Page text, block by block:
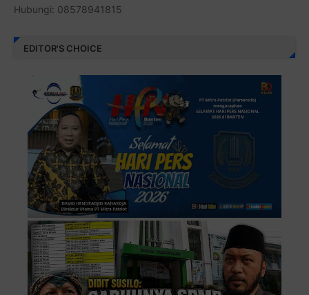
Hubungi: 08578941815
EDITOR'S CHOICE